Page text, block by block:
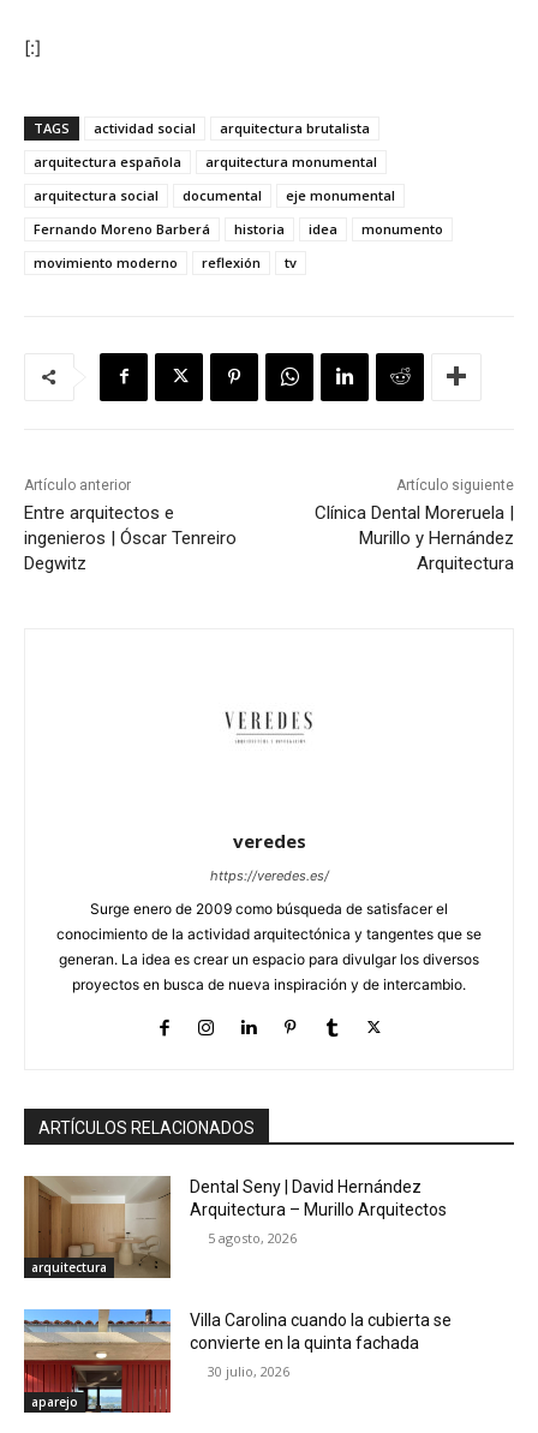
[:]
TAGS actividad social
arquitectura brutalista
arquitectura española
arquitectura monumental
arquitectura social
documental
eje monumental
Fernando Moreno Barberá
historia idea
monumento
movimiento moderno
reflexión tv
Artículo anterior
Entre arquitectos e
ingenieros | Óscar Tenreiro
Degwitz
Artículo siguiente
Clínica Dental Moreruela |
Murillo y Hernández
Arquitectura
veredes
https://veredes.es/
Surge enero de 2009 como búsqueda de satisfacer el
conocimiento de la actividad arquitectónica y tangentes que se
generan. La idea es crear un espacio para divulgar los diversos
proyectos en busca de nueva inspiración y de intercambio.
ARTÍCULOS RELACIONADOS
arquitectura
Dental Seny | David Hernández
Arquitectura – Murillo Arquitectos
5 agosto, 2026
aparejo
Villa Carolina cuando la cubierta se
convierte en la quinta fachada
30 julio, 2026